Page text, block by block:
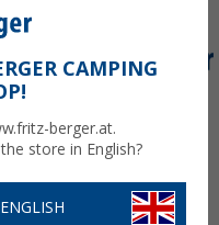
CAMPING
berger.at.
store in English?